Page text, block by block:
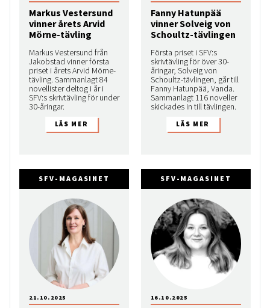
Markus Vestersund
vinner årets Arvid
Mörne-tävling
Markus Vestersund från
Jakobstad vinner första
priset i årets Arvid Mörne-
tävling. Sammanlagt 84
novellister deltog i år i
SFV:s skrivtävling för under
30-åringar.
Fanny Hatunpää
vinner Solveig von
Schoultz-tävlingen
Första priset i SFV:s
skrivtävling för över 30-
åringar, Solveig von
Schoultz-tävlingen, går till
Fanny Hatunpää, Vanda.
Sammanlagt 116 noveller
skickades in till tävlingen.
SFV-MAGASINET
21.10.2025
SFV-MAGASINET
16.10.2025